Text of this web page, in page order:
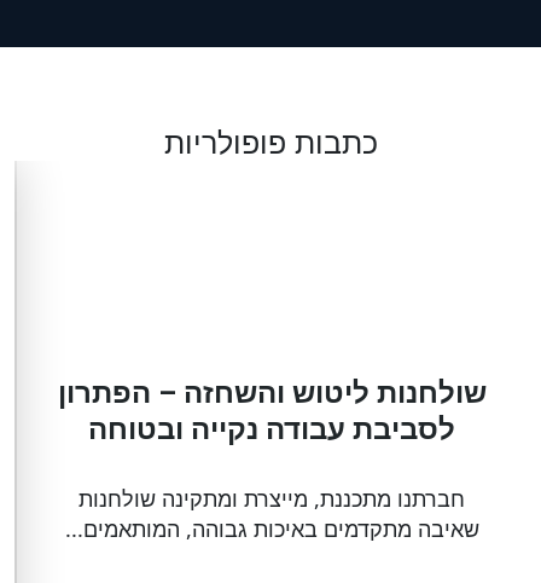
כתבות פופולריות
שולחנות ליטוש והשחזה – הפתרון
לסביבת עבודה נקייה ובטוחה
חברתנו מתכננת, מייצרת ומתקינה שולחנות
שאיבה מתקדמים באיכות גבוהה, המותאמים...